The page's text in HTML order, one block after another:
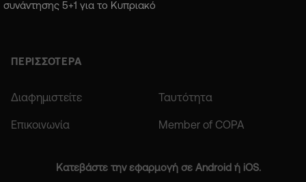
συνάντησης 5+1 για το Κυπριακό
ΠΕΡΙΣΣΟΤΕΡΑ
Διαφημιστείτε Ταυτότητα
Επικοινωνία Member of COPA
Κατεβάστε την εφαρμογή σε Android ή iOS.